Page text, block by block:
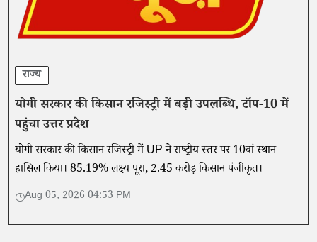
राज्य
योगी सरकार की किसान रजिस्ट्री में बड़ी उपलब्धि, टॉप-10 में
पहुंचा उत्तर प्रदेश
योगी सरकार की किसान रजिस्ट्री में UP ने राष्ट्रीय स्तर पर 10वां स्थान
हासिल किया। 85.19% लक्ष्य पूरा, 2.45 करोड़ किसान पंजीकृत।
Aug 05, 2026 04:53 PM